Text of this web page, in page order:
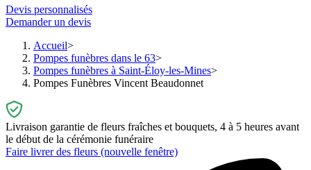
Devis personnalisés
Demander un devis
Accueil
Pompes funèbres dans le 63
Pompes funèbres à Saint-Éloy-les-Mines
Pompes Funèbres Vincent Beaudonnet
Livraison garantie de fleurs fraîches et bouquets, 4 à 5 heures avant
le début de la cérémonie funéraire
Faire livrer des fleurs (nouvelle fenêtre)